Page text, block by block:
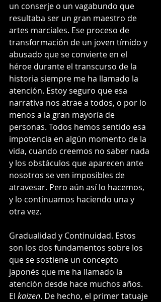
un conserje o un vagabundo que
resultaba ser un gran maestro de
artes marciales. Ese proceso de
transformación de un joven tímido y
abusado que se convierte en el
héroe durante el transcurso de la
historia siempre me ha llamado la
atención. Estoy seguro que esa
narrativa nos atrae a todos, o por lo
menos a la gran mayoría de
personas. Todos hemos sentido esa
impotencia en algún momento de la
vida, cuando creemos no saber nada
y los obstáculos que aparecen ante
nosotros se ven imposibles de
atravesar. Pero aún así lo hacemos,
y lo continuamos haciendo una y
otra vez.
Gradualidad y Continuidad. Estos
son los dos fundamentos sobre los
que se sostiene un concepto
japonés que me ha llamado la
atención desde hace muchos años.
El kaizen. De hecho, el primer tatuaje